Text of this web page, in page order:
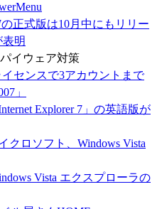
正式版は10月中にもリリー
明
イウェア対策
イセンスで3アカウントまで
」
Internet Explorer 7」の英語版が
クロソフト、Windows Vista
Vista エクスプローラの